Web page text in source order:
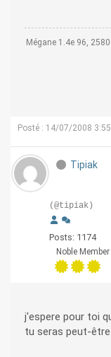
Mégane 1.4e 96,
Posté : 14/07/2008
Tipiak
(@tipiak)
Posts: 1174
Noble Member
j'espere pour toi
tu seras peut-être